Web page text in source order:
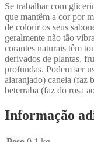
Se trabalhar com
que mantêm a cor por
de colorir os seus
geralmente não tão
corantes naturais têm
derivados de plantas,
profundas. Podem ser
alaranjado) canela (faz
beterraba (faz do rosa
Informação